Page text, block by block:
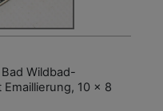
Wildbad-
10 x 8